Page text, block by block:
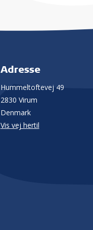
Adresse
Hummeltoftevej 49
2830 Virum
Denmark
Vis vej hertil